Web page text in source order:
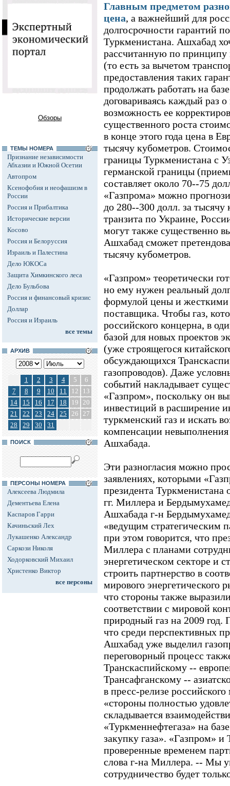
Обзоры
ТЕМЫ НОМЕРА
Признание независимости
Абхазии и Южной Осетии
Автопром
Ксенофобия и неофашизм в
России
Россия и Прибалтика
Исторические версии
Косово
Россия и Белоруссия
Израиль и Палестина
Дело ЮКОСа
Защита Химкинского леса
Дело Бульбова
Россия и финансовый кризис
Доллар
Россия и Израиль
все темы
АРХИВ
1 2 3 4 5
6
7
8 9 10 11 12
13
14
15 16 17 18 19 20
21
22 23 24 25 26 27
28
29 30 31
ПОИСК
ПЕРСОНЫ НОМЕРА
Алексеева Людмила
Дементьева Елена
Каспаров Гарри
Качиньский Лех
Лукашенко Александр
Саркози Николя
Ходорковский Михаил
Христенко Виктор
все персоны
Главным предметом
цена, а важнейший для
долгосрочности гарантий
Туркменистана. Ашхабад
рассчитанную по принципу
(то есть за вычетом
предоставления таких
продолжать работать на
договариваясь каждый раз
возможность ее
существенного роста
в конце этого года цена в
тысячу кубометров.
границы Туркменистана с
германской границы
составляет около 70--75
«Газпрома» можно
до 280--300 долл. за тысячу
транзита по Украине,
могут также существенно
Ашхабад сможет
тысячу кубометров.
«Газпром» теоретически
но ему нужен реальный
формулой цены и жесткими
поставщика. Чтобы газ,
российского концерна, в
базой для новых проектов
(уже строящегося
обсуждающихся
газопроводов). Даже
событий накладывает
«Газпром», поскольку он
инвестиций в расширение
туркменский газ и искать
компенсации невыполнения
Ашхабада.
Эти разногласия можно
заявлениях, которыми
президента Туркменистана
гг. Миллера и
Ашхабада г-н
«ведущим стратегическим
при этом говорится, что
Миллера с планами
энергетическом секторе и
строить партнерство в
мирового энергетического
что стороны также
соответствии с мировой
природный газ на 2009 год.
что среди перспективных
Ашхабад уже выделил
переговорный процесс
Транскаспийскому --
Трансафганскому --
в пресс-релизе
«стороны полностью
складывается
«Туркменнефтегаза» на
закупку газа». «Газпром»
проверенные временем
слова г-на Миллера. -- Мы
сотрудничество будет